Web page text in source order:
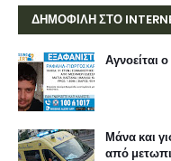
ΔΗΜΟΦΙΛΗ ΣΤΟ
Αγνοείται
Μάνα και
από